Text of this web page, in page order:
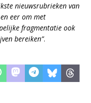
nieuwsrubrieken van
eer om met
fragmentatie ook
bereiken”.